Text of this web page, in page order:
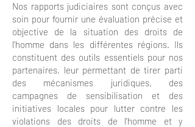
Nos rapports judiciaires sont conçus avec
soin pour fournir une évaluation précise et
objective de la situation des droits de
l'homme dans les différentes régions. Ils
constituent des outils essentiels pour nos
partenaires, leur permettant de tirer parti
des mécanismes juridiques, des
campagnes de sensibilisation et des
initiatives locales pour lutter contre les
violations des droits de l'homme et y